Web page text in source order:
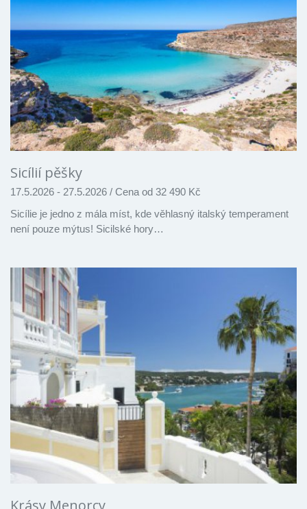
Sicílií pěšky
17.5.2026 - 27.5.2026 / Cena od 32 490 Kč
Sicílie je jedno z mála míst, kde věhlasný italský temperament
není pouze mýtus! Sicilské hory…